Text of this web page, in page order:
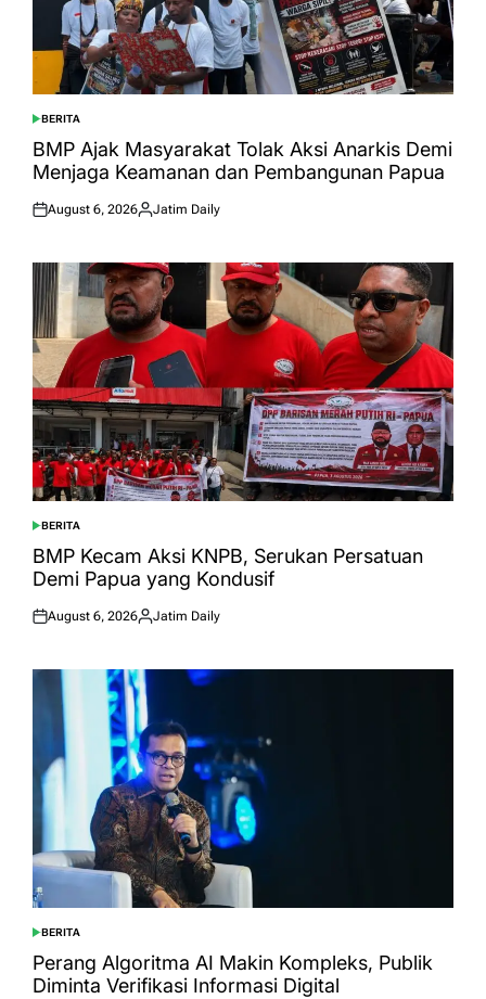
POSTED
IN
BERITA
BMP Ajak Masyarakat Tolak Aksi Anarkis Demi
Menjaga Keamanan dan Pembangunan Papua
Posted
August 6, 2026
Posted
Jatim Daily
POSTED
IN
BERITA
BMP Kecam Aksi KNPB, Serukan Persatuan
Demi Papua yang Kondusif
Posted
August 6, 2026
Posted
Jatim Daily
POSTED
IN
BERITA
Perang Algoritma AI Makin Kompleks, Publik
Diminta Verifikasi Informasi Digital